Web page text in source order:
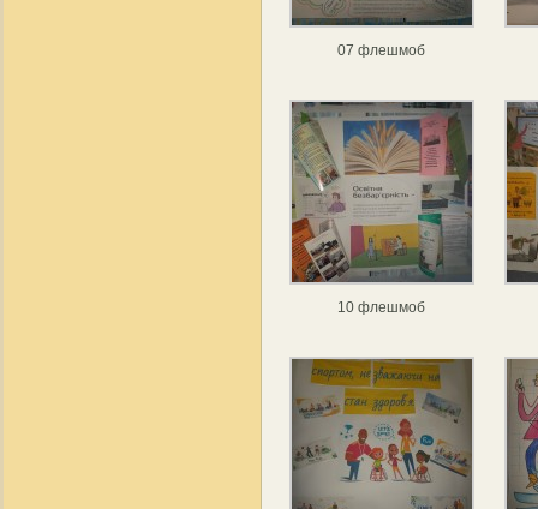
07 флешмоб
10 флешмоб